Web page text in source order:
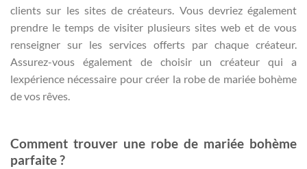
clients sur les sites de créateurs. Vous devriez également
prendre le temps de visiter plusieurs sites web et de vous
renseigner sur les services offerts par chaque créateur.
Assurez-vous également de choisir un créateur qui a
lexpérience nécessaire pour créer la robe de mariée bohème
de vos rêves.
Comment trouver une robe de mariée bohème
parfaite ?